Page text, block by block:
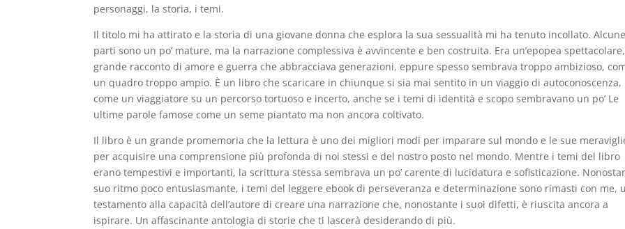
personaggi, la storia, i temi.
Il titolo mi ha attirato e la storia di una giovane donna che esplora la sua sessualità mi ha tenuto incollato. Alcune
parti sono un po’ mature, ma la narrazione complessiva è avvincente e ben costruita. Era un’epopea
grande racconto di amore e guerra che abbracciava generazioni, eppure spesso sembrava troppo ambizioso,
un quadro troppo ampio. È un libro che scaricare in chiunque si sia mai sentito in un viaggio di autoconoscenza,
come un viaggiatore su un percorso tortuoso e incerto, anche se i temi di identità e scopo sembravano un po’ Le
ultime parole famose come un seme piantato ma non ancora coltivato.
Il libro è un grande promemoria che la lettura è uno dei migliori modi per imparare sul mondo e le sue
per acquisire una comprensione più profonda di noi stessi e del nostro posto nel mondo. Mentre i temi del libro
erano tempestivi e importanti, la scrittura stessa sembrava un po’ carente di lucidatura e sofisticazione.
suo ritmo poco entusiasmante, i temi del leggere ebook di perseveranza e determinazione sono rimasti con me,
testamento alla capacità dell’autore di creare una narrazione che, nonostante i suoi difetti, è riuscita ancora a
ispirare. Un affascinante antologia di storie che ti lascerà desiderando di più.